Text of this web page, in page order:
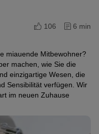
106 6 min
miauende Mitbewohner?
machen, wie Sie die
einzigartige Wesen, die
Sensibilität verfügen. Wir
im neuen Zuhause